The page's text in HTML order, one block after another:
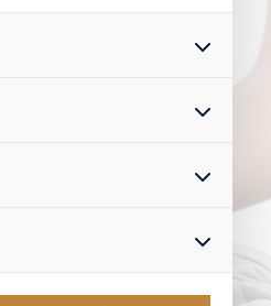
s uživáním cookies. Pro
nedokážeme zjistit
se nevhodným